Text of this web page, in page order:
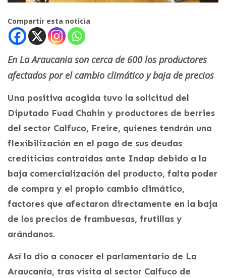
Compartir esta noticia
En La Araucania son cerca de 600 los productores
afectados por el cambio climático y baja de precios
Una positiva acogida tuvo la solicitud del
Diputado Fuad Chahin y productores de berries
del sector Calfuco, Freire, quienes tendrán una
flexibilización en el pago de sus deudas
crediticias contraídas ante Indap debido a la
baja comercialización del producto, falta poder
de compra y el propio cambio climático,
factores que afectaron directamente en la baja
de los precios de frambuesas, frutillas y
arándanos.
Así lo dio a conocer el parlamentario de La
Araucanía, tras visita al sector Calfuco de